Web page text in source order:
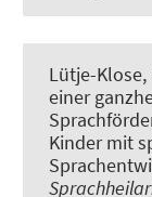
Lütje-Klose,
einer
Kinder mit